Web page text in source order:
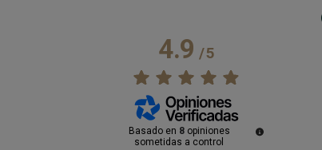
4.9/5
Basado en 8 opiniones
sometidas a control